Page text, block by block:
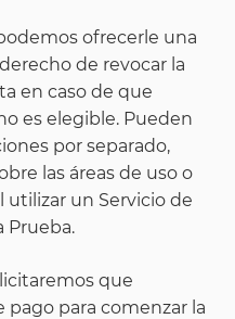
ofrecerle una
de revocar la
en caso de que
es elegible. Pueden
por separado,
las áreas de uso o
utilizar un Servicio de
Prueba.
que
para comenzar la